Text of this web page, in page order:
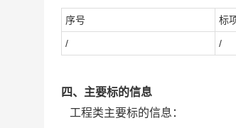
序号 标
/ /
四、主要标的信息
工程类主要标的信息：